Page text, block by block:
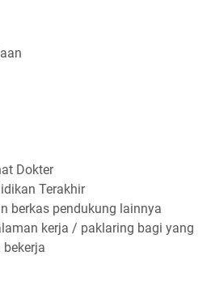
Dokter
Terakhir
berkas pendukung lainnya
kerja / paklaring bagi yang